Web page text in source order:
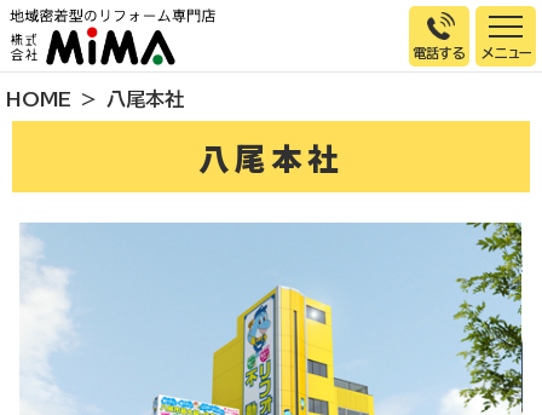
電話する
トップページ
イベント情報
店舗＆モデルハウス紹介
スタッフ紹介
HOME 八尾本社
八尾本社